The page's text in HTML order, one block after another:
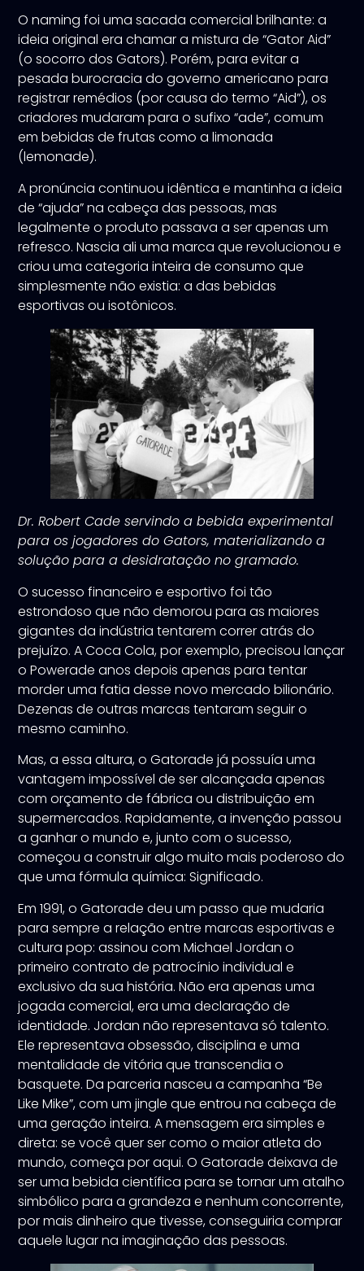
O naming foi uma sacada comercial brilhante: a
ideia original era chamar a mistura de “Gator Aid”
(o socorro dos Gators). Porém, para evitar a
pesada burocracia do governo americano para
registrar remédios (por causa do termo “Aid”), os
criadores mudaram para o sufixo “ade”, comum
em bebidas de frutas como a limonada
(lemonade).
A pronúncia continuou idêntica e mantinha a ideia
de “ajuda” na cabeça das pessoas, mas
legalmente o produto passava a ser apenas um
refresco. Nascia ali uma marca que revolucionou e
criou uma categoria inteira de consumo que
simplesmente não existia: a das bebidas
esportivas ou isotônicos.
Dr. Robert Cade servindo a bebida experimental
para os jogadores do Gators, materializando a
solução para a desidratação no gramado.
O sucesso financeiro e esportivo foi tão
estrondoso que não demorou para as maiores
gigantes da indústria tentarem correr atrás do
prejuízo. A Coca Cola, por exemplo, precisou lançar
o Powerade anos depois apenas para tentar
morder uma fatia desse novo mercado bilionário.
Dezenas de outras marcas tentaram seguir o
mesmo caminho.
Mas, a essa altura, o Gatorade já possuía uma
vantagem impossível de ser alcançada apenas
com orçamento de fábrica ou distribuição em
supermercados. Rapidamente, a invenção passou
a ganhar o mundo e, junto com o sucesso,
começou a construir algo muito mais poderoso do
que uma fórmula química: Significado.
Em 1991, o Gatorade deu um passo que mudaria
para sempre a relação entre marcas esportivas e
cultura pop: assinou com Michael Jordan o
primeiro contrato de patrocínio individual e
exclusivo da sua história. Não era apenas uma
jogada comercial, era uma declaração de
identidade. Jordan não representava só talento.
Ele representava obsessão, disciplina e uma
mentalidade de vitória que transcendia o
basquete. Da parceria nasceu a campanha “Be
Like Mike”, com um jingle que entrou na cabeça de
uma geração inteira. A mensagem era simples e
direta: se você quer ser como o maior atleta do
mundo, começa por aqui. O Gatorade deixava de
ser uma bebida científica para se tornar um atalho
simbólico para a grandeza e nenhum concorrente,
por mais dinheiro que tivesse, conseguiria comprar
aquele lugar na imaginação das pessoas.